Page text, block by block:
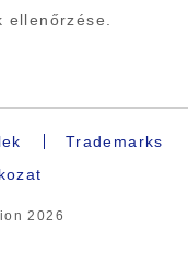
ellenőrzése.
Trademarks
2026